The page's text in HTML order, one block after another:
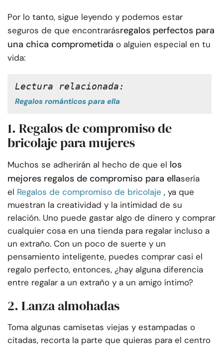
Por lo tanto, sigue leyendo y podemos estar
seguros de que encontrarásregalos perfectos para
una chica comprometida o alguien especial en tu
vida:
Lectura relacionada:
Regalos románticos para ella
1. Regalos de compromiso de
bricolaje para mujeres
Muchos se adherirán al hecho de que el los
mejores regalos de compromiso para ellasería
el Regalos de compromiso de bricolaje , ya que
muestran la creatividad y la intimidad de su
relación. Uno puede gastar algo de dinero y comprar
cualquier cosa en una tienda para regalar incluso a
un extraño. Con un poco de suerte y un
pensamiento inteligente, puedes comprar casi el
regalo perfecto, entonces, ¿hay alguna diferencia
entre regalar a un extraño y a un amigo íntimo?
2. Lanza almohadas
Toma algunas camisetas viejas y estampadas o
citadas, recorta la parte que quieras para el centro